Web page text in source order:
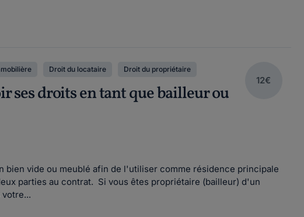
Droit du locataire Droit du propriétaire
ses droits en tant que bailleur ou
12€
bien vide ou meublé afin de l'utiliser comme résidence principale
parties au contrat. Si vous êtes propriétaire (bailleur) d'un